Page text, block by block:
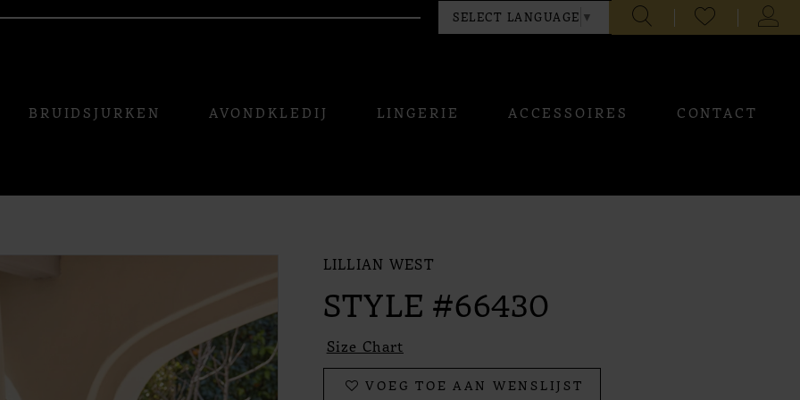
SELECT LANGUAGE ▼
CHECK
WISHLIST
BRUIDSJURKEN AVONDKLEDIJ LINGERIE ACCESSOIRES CONTACT
LILLIAN WEST
STYLE #66430
Size Chart
VOEG TOE AAN WENSLIJST